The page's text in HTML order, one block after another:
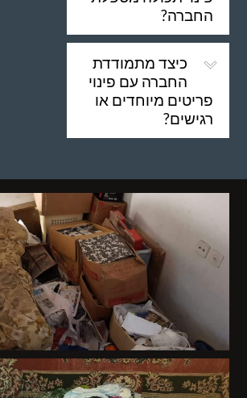
החברה?
כיצד מתמודדת
החברה עם פינוי
פריטים מיוחדים או
רגישים?